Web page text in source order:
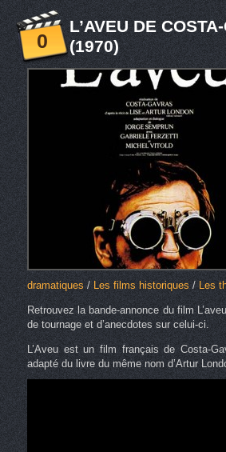
0
L’AVEU DE
(1970)
dramatiques/ Les films historiques/ Les
Retrouvez la bande-annonce du film
de tournage et d’anecdotes sur celui-ci.
L’Aveu est un film français de Costa-
adapté du livre du même nom d’Artur